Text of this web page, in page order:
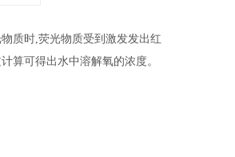
质时,荧光物质受到激发发出红
算可得出水中溶解氧的浓度。